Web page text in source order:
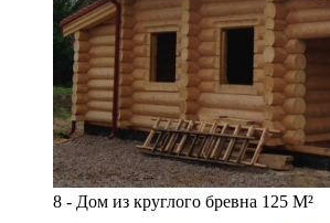
8 - Дом из круглого бревна 125 М²